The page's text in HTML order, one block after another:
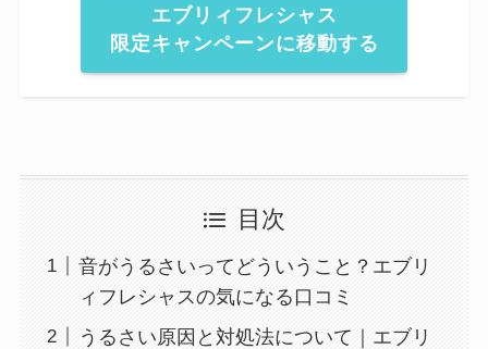
エブリィフレシャス
限定キャンペーンに移動する
目次
音がうるさいってどういうこと？エブリ
ィフレシャスの気になる口コミ
うるさい原因と対処法について｜エブリ